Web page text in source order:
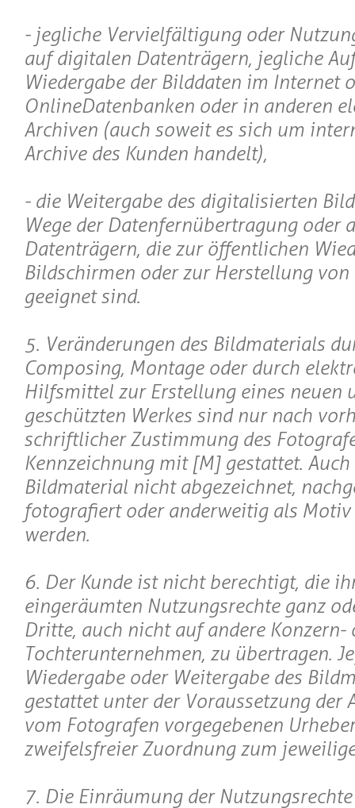
- jegliche Vervielfältigung oder
auf digitalen Datenträgern, jegliche
Wiedergabe der Bilddaten im Internet
OnlineDatenbanken oder in anderen
Archiven (auch soweit es sich um
Archive des Kunden handelt),
- die Weitergabe des digitalisierten
Wege der Datenfernübertragung oder
Datenträgern, die zur öffentlichen
Bildschirmen oder zur Herstellung von
geeignet sind.
5. Veränderungen des Bildmaterials
Composing, Montage oder durch
Hilfsmittel zur Erstellung eines neuen
geschützten Werkes sind nur nach
schriftlicher Zustimmung des
Kennzeichnung mit [M] gestattet. Auch
Bildmaterial nicht abgezeichnet,
fotografiert oder anderweitig als
werden.
6. Der Kunde ist nicht berechtigt, die
eingeräumten Nutzungsrechte ganz
Dritte, auch nicht auf andere Konzern-
Tochterunternehmen, zu übertragen.
Wiedergabe oder Weitergabe des
gestattet unter der Voraussetzung der
vom Fotografen vorgegebenen
zweifelsfreier Zuordnung zum
7. Die Einräumung der